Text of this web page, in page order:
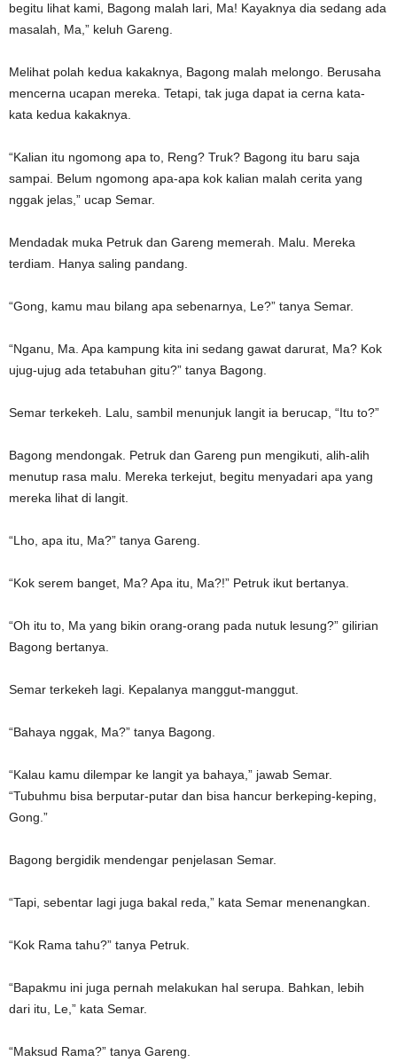
begitu lihat kami, Bagong malah lari, Ma! Kayaknya dia sedang ada
masalah, Ma,” keluh Gareng.
Melihat polah kedua kakaknya, Bagong malah melongo. Berusaha
mencerna ucapan mereka. Tetapi, tak juga dapat ia cerna kata-
kata kedua kakaknya.
“Kalian itu ngomong apa to, Reng? Truk? Bagong itu baru saja
sampai. Belum ngomong apa-apa kok kalian malah cerita yang
nggak jelas,” ucap Semar.
Mendadak muka Petruk dan Gareng memerah. Malu. Mereka
terdiam. Hanya saling pandang.
“Gong, kamu mau bilang apa sebenarnya, Le?” tanya Semar.
“Nganu, Ma. Apa kampung kita ini sedang gawat darurat, Ma? Kok
ujug-ujug ada tetabuhan gitu?” tanya Bagong.
Semar terkekeh. Lalu, sambil menunjuk langit ia berucap, “Itu to?”
Bagong mendongak. Petruk dan Gareng pun mengikuti, alih-alih
menutup rasa malu. Mereka terkejut, begitu menyadari apa yang
mereka lihat di langit.
“Lho, apa itu, Ma?” tanya Gareng.
“Kok serem banget, Ma? Apa itu, Ma?!” Petruk ikut bertanya.
“Oh itu to, Ma yang bikin orang-orang pada nutuk lesung?” gilirian
Bagong bertanya.
Semar terkekeh lagi. Kepalanya manggut-manggut.
“Bahaya nggak, Ma?” tanya Bagong.
“Kalau kamu dilempar ke langit ya bahaya,” jawab Semar.
“Tubuhmu bisa berputar-putar dan bisa hancur berkeping-keping,
Gong.”
Bagong bergidik mendengar penjelasan Semar.
“Tapi, sebentar lagi juga bakal reda,” kata Semar menenangkan.
“Kok Rama tahu?” tanya Petruk.
“Bapakmu ini juga pernah melakukan hal serupa. Bahkan, lebih
dari itu, Le,” kata Semar.
“Maksud Rama?” tanya Gareng.